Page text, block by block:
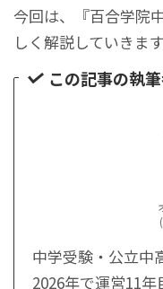
今回は、『百合学院
しく解説していきます
この記事の執
中学受験・公立中
2026年で運営11